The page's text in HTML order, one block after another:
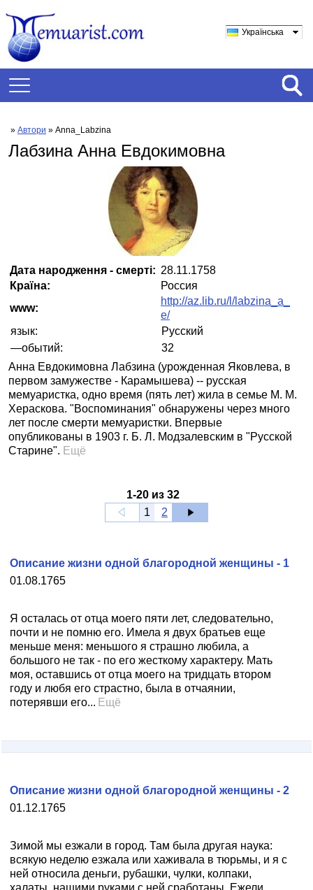
Українська
» Автори » Anna_Labzina
Лабзина Анна Евдокимовна
Дата народження - смерті: 28.11.1758
Країна:
Россия
www:
http://az.lib.ru/l/labzina_a_
e/
язык:
Русский
—обытий:
32
Анна Евдокимовна Лабзина (урожденная Яковлева, в
первом замужестве - Карамышева) -- русская
мемуаристка, одно время (пять лет) жила в семье М. М.
Хераскова. "Воспоминания" обнаружены через много
лет после смерти мемуаристки. Впервые
опубликованы в 1903 г. Б. Л. Модзалевским в "Русской
Старине". Ещё
1-20из 32
1
2
01.08.1765
Описание жизни одной благородной женщины - 1
Я осталась от отца моего пяти лет, следовательно,
почти и не помню его. Имела я двух братьев еще
меньше меня: меньшого я страшно любила, а
большого не так - по его жесткому характеру. Мать
моя, оставшись от отца моего на тридцать втором
году и любя его страстно, была в отчаянии,
потерявши его... Ещё
01.12.1765
Описание жизни одной благородной женщины - 2
Зимой мы езжали в город. Там была другая наука:
всякую неделю езжала или хаживала в тюрьмы, и я с
ней относила деньги, рубашки, чулки, колпаки,
халаты, нашими руками с ней сработаны. Ежели